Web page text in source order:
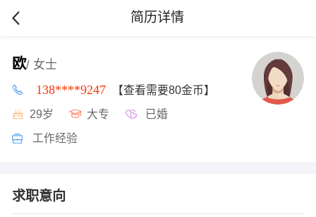
简历详情
欧/ 女士
138****9247 【查看需要80金币】
29岁 大专 已婚
工作经验
求职意向